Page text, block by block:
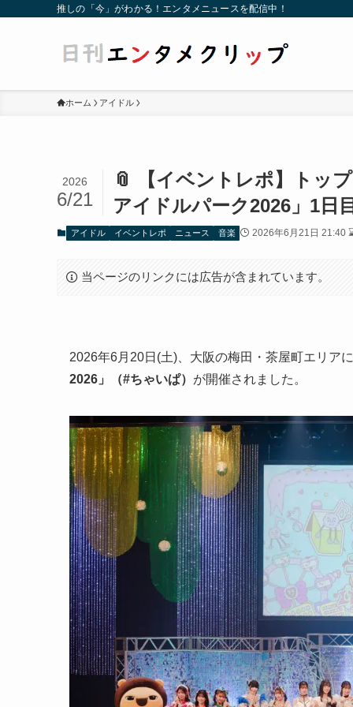
推しの「今」がわかる！エンタメニュースを配信中！
ホーム アイドル
📎 【イベントレポ】トッ
アイドルパーク2026」1日
2026
6/21
アイドル イベントレポ ニュース 音楽 2026年6月21日 21:40
当ページのリンクには広告が含まれています。
2026年6月20日(土)、大阪の梅田・茶屋町エリア
2026」（#ちゃいぱ） が開催されました。